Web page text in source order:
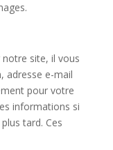
site, il vous
adresse e-mail
pour votre
informations si
tard. Ces